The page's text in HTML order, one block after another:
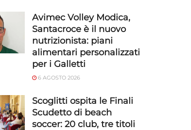
Avimec Volley Modica,
Santacroce è il nuovo
nutrizionista: piani
alimentari personalizzati
per i Galletti
6 AGOSTO 2026
Scoglitti ospita le Finali
Scudetto di beach
soccer: 20 club, tre titoli